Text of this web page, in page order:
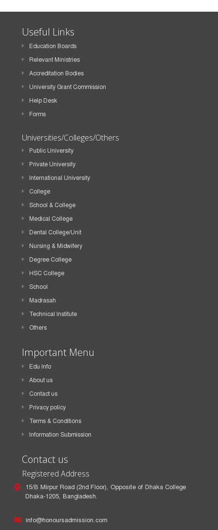
Useful Links
Education Boards
Relevant Ministries
Accreditation Bodies
University Grant Commission
Help Desk
Forms
Universities/Colleges/Others
Public University
Private University
International University
College
School & College
Medical College
Dental College/Unit
Nursing & Midwifery
Degree College
HSC College
School
Madrasah
Technical Institute
Others
Important Menu
Edu Info
About us
Contact us
Privacy policy
Terms & Conditions
Information Submission
Contact us
Registered Address
15/B Mirpur Road (2nd Floor), Opposite of Dhaka College
Dhaka-1205, Bangladesh.
info@honoursadmission.com